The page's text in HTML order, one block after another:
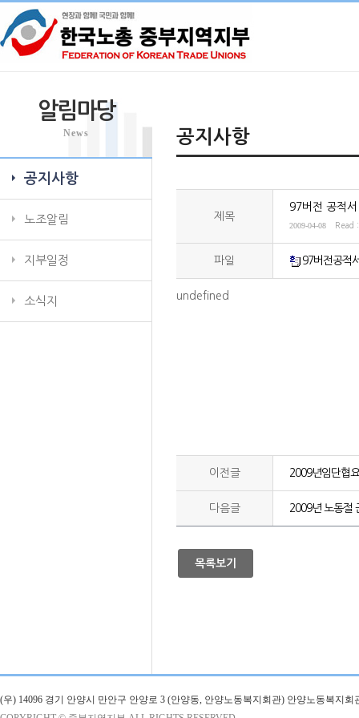
알림마당
News
공지사항
노조알림
지부일정
소식지
공지사항
제목
97버전 공적
2009-04-08 Read
파일 97버전공적
undefined
이전글 2009년임단협
다음글 2009년 노동절
목록보기
(우) 14096 경기 안양시 만안구 안양로 3 (안양동, 안양노동복지회관) 안양노동복지회